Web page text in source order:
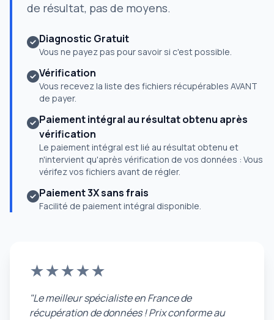
de résultat, pas de moyens.
Diagnostic Gratuit
Vous ne payez pas pour savoir si c'est possible.
Vérification
Vous recevez la liste des fichiers récupérables AVANT
de payer.
Paiement intégral au résultat obtenu après
vérification
Le paiement intégral est lié au résultat obtenu et
n'intervient qu'après vérification de vos données : Vous
vérifez vos fichiers avant de régler.
Paiement 3X sans frais
Facilité de paiement intégral disponible.
★★★★★
"Le meilleur spécialiste en France de
récupération de données ! Prix conforme au